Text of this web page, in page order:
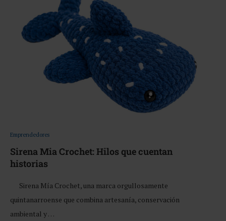
Emprendedores
Sirena Mia Crochet: Hilos que cuentan
historias
Sirena Mía Crochet, una marca orgullosamente
quintanarroense que combina artesanía, conservación
ambiental y …